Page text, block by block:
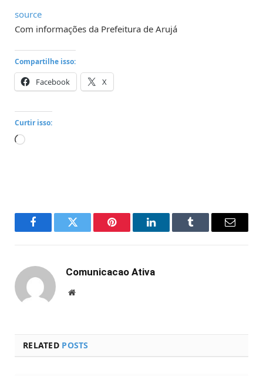
source
Com informações da Prefeitura de Arujá
Compartilhe isso:
Facebook X
Curtir isso:
Carregando...
FacebookTwitter Pinterest LinkedInTumblr Email
Comunicacao Ativa
Website
RELATED POSTS